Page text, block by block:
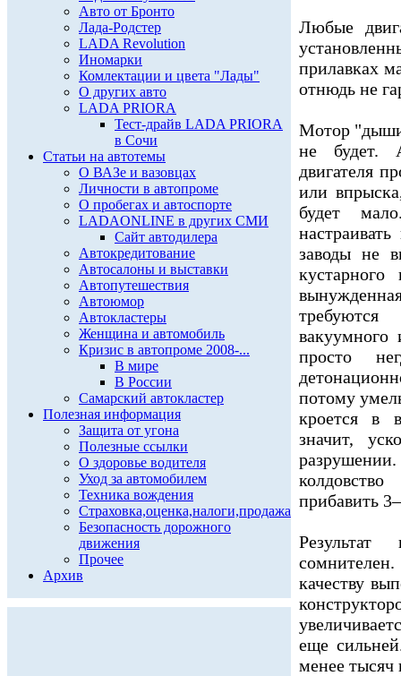
Авто от Бронто
Лада-Родстер
LADA Revolution
Иномарки
Комлектации и цвета "Лады"
О других авто
LADA PRIORA
Тест-драйв LADA PRIORA
в Сочи
Статьи на автотемы
О ВАЗе и вазовцах
Личности в автопроме
О пробегах и автоспорте
LADAONLINE в других СМИ
Сайт автодилера
Автокредитование
Автосалоны и выставки
Автопутешествия
Автоюмор
Автокластеры
Женщина и автомобиль
Кризис в автопроме 2008-...
В мире
В России
Самарский автокластер
Полезная информация
Защита от угона
Полезные ссылки
О здоровье водителя
Уход за автомобилем
Техника вождения
Страховка,оценка,налоги,продажа
Безопасность дорожного
движения
Прочее
Архив
Любые
прилавках
отнюдь не
Мотор
не будет.
двигателя
или
будет
заводы не
требуются
вакуумного
просто
потому
кроется в
значит,
прибавить
качеству
еще
менее тысяч